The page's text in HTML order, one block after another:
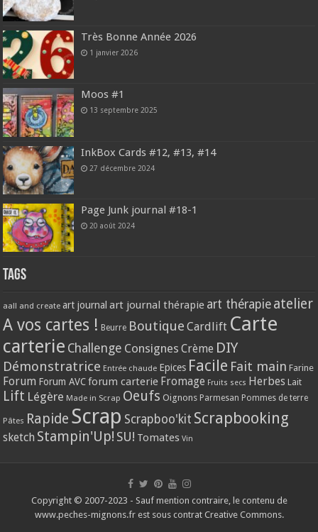
Très Bonne Année 2026
1 janvier 2026
Moos #1
13 septembre 2025
InkBox Cards #12, #13, #14
27 décembre 2024
Page Junk journal #18-1
20 août 2024
Tags
aall and create art journal art journal thérapie art thérapie atelier
A vos cartes ! Beurre Boutique Cardlift Carte
carterie Challenge Consignes Crème DIY
Démonstratrice Entrée chaude Epices Facile Fait main Farine
Forum Forum AVC forum carterie Fromage Fruits secs Herbes Lait
Lift Légère Made in Scrap Oeufs Oignons Parmesan Pommes de terre
Pâtes Rapide Scrap Scrapboo'kit Scrapbooking
sketch Stampin'Up! SU! Tomates Vin
Copyright © 2007-2023 - Sauf mention contraire, le contenu de
www.peches-mignons.fr est sous contrat Creative Commons.